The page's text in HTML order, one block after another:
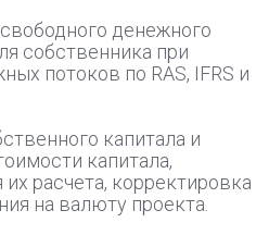
денежного
собственника при
потоков по RAS, IFRS и
капитала и
капитала,
расчета, корректировка
на валюту проекта.